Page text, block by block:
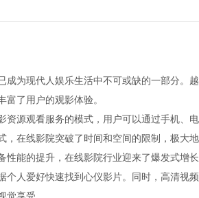
成为现代人娱乐生活中不可或缺的一部分。
了用户的观影体验。
资源观看服务的模式，用户可以通过手机、
在线影院突破了时间和空间的限制，极大地
性能的提升，在线影院行业迎来了爆发式增
个人爱好快速找到心仪影片。同时，高清视